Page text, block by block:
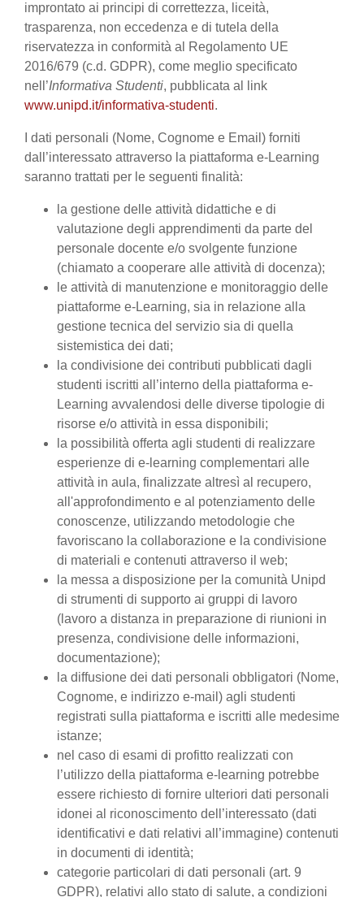
improntato ai principi di correttezza, liceità,
trasparenza, non eccedenza e di tutela della
riservatezza in conformità al Regolamento UE
2016/679 (c.d. GDPR), come meglio specificato
nell’Informativa Studenti, pubblicata al link
www.unipd.it/informativa-studenti.
I dati personali (Nome, Cognome e Email) forniti
dall’interessato attraverso la piattaforma e-Learning
saranno trattati per le seguenti finalità:
la gestione delle attività didattiche e di
valutazione degli apprendimenti da parte del
personale docente e/o svolgente funzione
(chiamato a cooperare alle attività di docenza);
le attività di manutenzione e monitoraggio delle
piattaforme e-Learning, sia in relazione alla
gestione tecnica del servizio sia di quella
sistemistica dei dati;
la condivisione dei contributi pubblicati dagli
studenti iscritti all’interno della piattaforma e-
Learning avvalendosi delle diverse tipologie di
risorse e/o attività in essa disponibili;
la possibilità offerta agli studenti di realizzare
esperienze di e-learning complementari alle
attività in aula, finalizzate altresì al recupero,
all'approfondimento e al potenziamento delle
conoscenze, utilizzando metodologie che
favoriscano la collaborazione e la condivisione
di materiali e contenuti attraverso il web;
la messa a disposizione per la comunità Unipd
di strumenti di supporto ai gruppi di lavoro
(lavoro a distanza in preparazione di riunioni in
presenza, condivisione delle informazioni,
documentazione);
la diffusione dei dati personali obbligatori (Nome,
Cognome, e indirizzo e-mail) agli studenti
registrati sulla piattaforma e iscritti alle medesime
istanze;
nel caso di esami di profitto realizzati con
l’utilizzo della piattaforma e-learning potrebbe
essere richiesto di fornire ulteriori dati personali
idonei al riconoscimento dell’interessato (dati
identificativi e dati relativi all’immagine) contenuti
in documenti di identità;
categorie particolari di dati personali (art. 9
GDPR), relativi allo stato di salute, a condizioni